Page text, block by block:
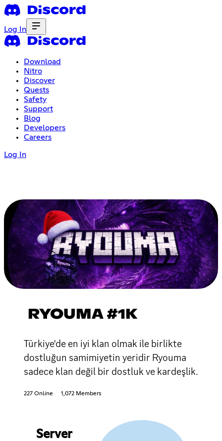
Log In
Download
Nitro
Discover
Quests
Safety
Support
Blog
Developers
Careers
Log In
RYOUMA #1K
Türkiye'de en iyi klan olmak ile birlikte
dostluğun samimiyetin yeridir Ryouma
sadece klan değil bir dostluk ve kardeşlik.
227 Online 1,072 Members
Server